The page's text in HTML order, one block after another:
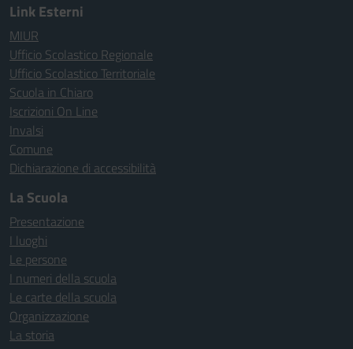
Link Esterni
MIUR
Ufficio Scolastico Regionale
Ufficio Scolastico Territoriale
Scuola in Chiaro
Iscrizioni On Line
Invalsi
Comune
Dichiarazione di accessibilità
La Scuola
Presentazione
I luoghi
Le persone
I numeri della scuola
Le carte della scuola
Organizzazione
La storia